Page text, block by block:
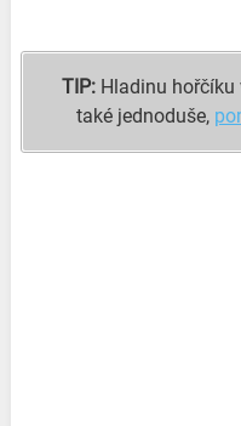
TIP:Hladinu hořčíku
také jednoduše,